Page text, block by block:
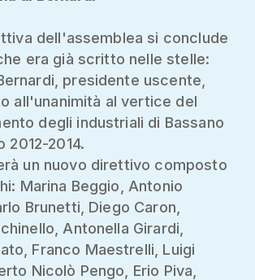
dell'assemblea si conclude
era già scritto nelle stelle:
presidente uscente,
all'unanimità al vertice del
degli industriali di Bassano
2012-2014.
un nuovo direttivo composto
Marina Beggio, Antonio
Brunetti, Diego Caron,
Antonella Girardi,
Franco Maestrelli, Luigi
Nicolò Pengo, Erio Piva,